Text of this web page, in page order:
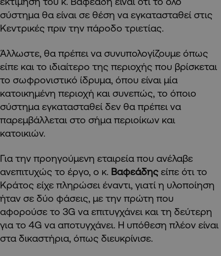
σύστημα θα είναι σε θέση να εγκατασταθεί στις
Κεντρικές πριν την πάροδο τριετίας.
Άλλωστε, θα πρέπει να συνυπολογίζουμε όπως
είπε και το ιδιαίτερο της περιοχής που βρίσκεται
το σωφρονιστικό ίδρυμα, όπου είναι μία
κατοικημένη περιοχή και συνεπώς, το όποιο
σύστημα εγκατασταθεί δεν θα πρέπει να
παρεμβάλλεται στο σήμα περιοίκων και
κατοικιών.
Για την προηγούμενη εταιρεία που ανέλαβε
ανεπιτυχώς το έργο, ο κ. Βαφεάδης είπε ότι το
Κράτος είχε πληρώσει έναντι, γιατί η υλοποίηση
ήταν σε δύο φάσεις, με την πρώτη που
αφορούσε το 3G να επιτυγχάνει και τη δεύτερη
για το 4G να αποτυγχάνει. Η υπόθεση πλέον είναι
στα δικαστήρια, όπως διευκρίνισε.